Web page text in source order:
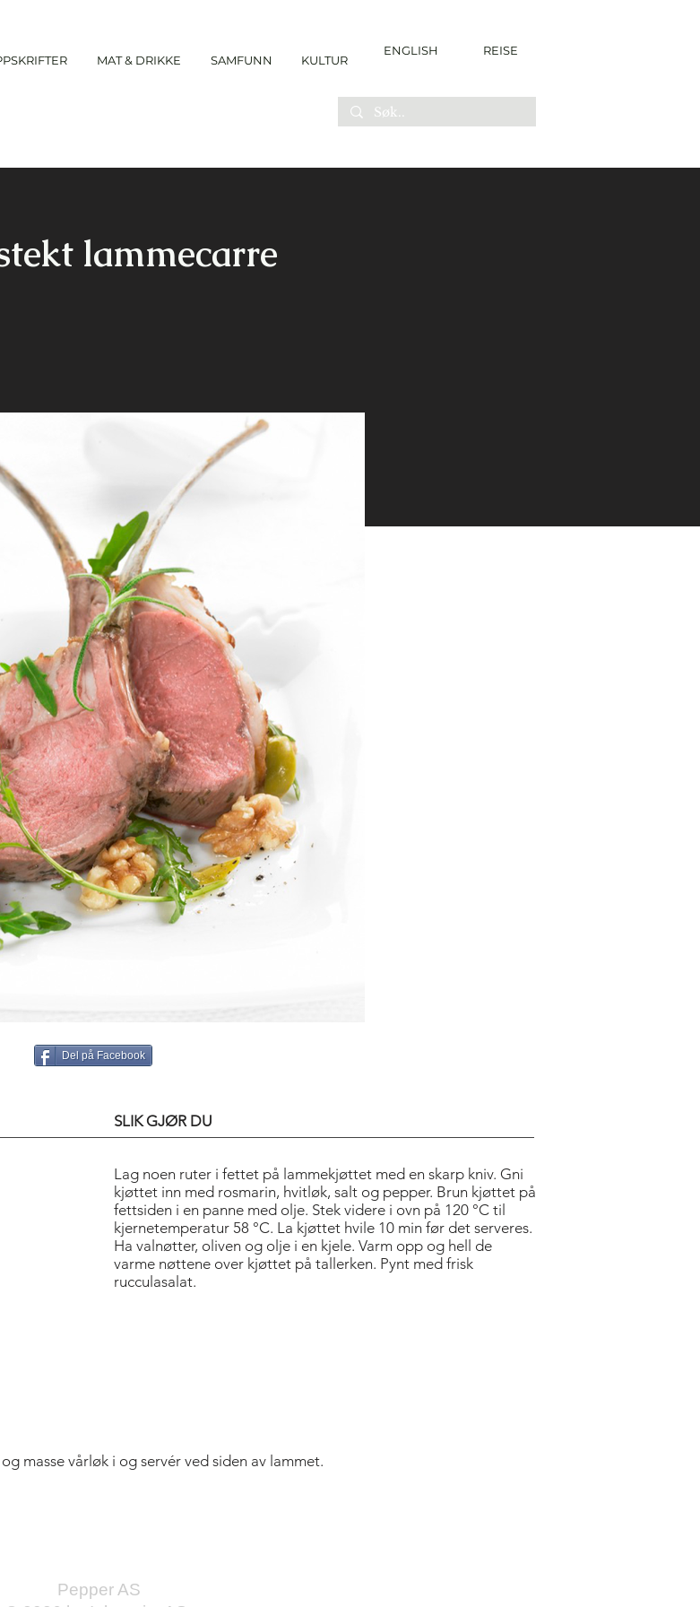
MAT & DRIKKE SAMFUNN KULTUR
ENGLISH REISE
lammecarre
Del på Facebook
SLIK GJØR DU
Lag noen ruter i fettet på lammekjøttet med en skarp kniv. Gni
kjøttet inn med rosmarin, hvitløk, salt og pepper. Brun kjøttet på
fettsiden i en panne med olje. Stek videre i ovn på 120 °C til
kjernetemperatur 58 °C. La kjøttet hvile 10 min før det serveres.
Ha valnøtter, oliven og olje i en kjele. Varm opp og hell de
varme nøttene over kjøttet på tallerken. Pynt med frisk
rucculasalat.
masse vårløk i og servér ved siden av lammet.
Pepper AS